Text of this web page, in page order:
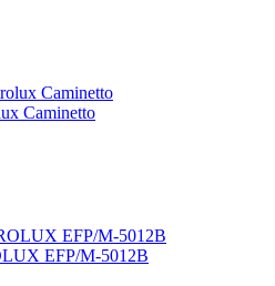
Caminetto
EFP/M-5012B